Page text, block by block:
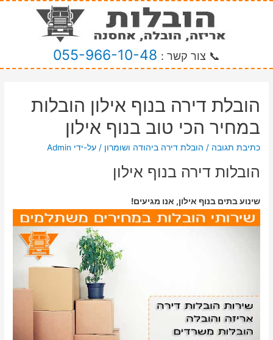
📞 צור קשר : 055-966-10-48
הובלת דירה בנוף אילון הובלות
במחיר הכי טוב בנוף אילון
כתיבת תגובה / הובלת דירה ביהודה ושומרון / על-ידי Admin
הובלות דירה בנוף אילון
שינוע בתים בנוף אילון, אנו מגיעים!